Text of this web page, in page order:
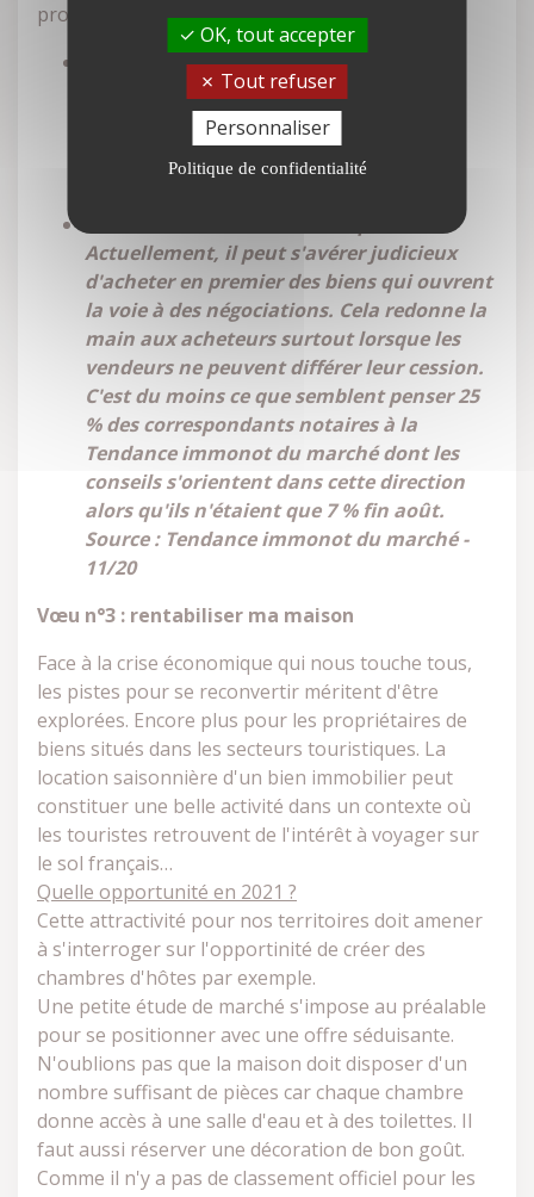
projet.
Cas chiffré :pour l'achat d'un logement
ancien de 150 000 € avec 50 000 € de
travaux, l'aide se chiffre à 42 000 € pour
une location de 12 ans, soit 3 500 € de
déduction par an.
Actuellement, il peut s'avérer judicieux
d'acheter en premier des biens qui ouvrent
la voie à des négociations. Cela redonne la
main aux acheteurs surtout lorsque les
vendeurs ne peuvent différer leur cession.
C'est du moins ce que semblent penser 25
% des correspondants notaires à la
Tendance immonot du marché dont les
conseils s'orientent dans cette direction
alors qu'ils n'étaient que 7 % fin août.
Source : Tendance immonot du marché -
11/20
Vœu n°3 : rentabiliser ma maison
Face à la crise économique qui nous touche tous,
les pistes pour se reconvertir méritent d'être
explorées. Encore plus pour les propriétaires de
biens situés dans les secteurs touristiques. La
location saisonnière d'un bien immobilier peut
constituer une belle activité dans un contexte où
les touristes retrouvent de l'intérêt à voyager sur
le sol français…
Quelle opportunité en 2021 ?
Cette attractivité pour nos territoires doit amener
à s'interroger sur l'opportinité de créer des
chambres d'hôtes par exemple.
Une petite étude de marché s'impose au préalable
pour se positionner avec une offre séduisante.
N'oublions pas que la maison doit disposer d'un
nombre suffisant de pièces car chaque chambre
donne accès à une salle d'eau et à des toilettes. Il
faut aussi réserver une décoration de bon goût.
Comme il n'y a pas de classement officiel pour les
OK, tout accepter
Tout refuser
Personnaliser
Politique de confidentialité